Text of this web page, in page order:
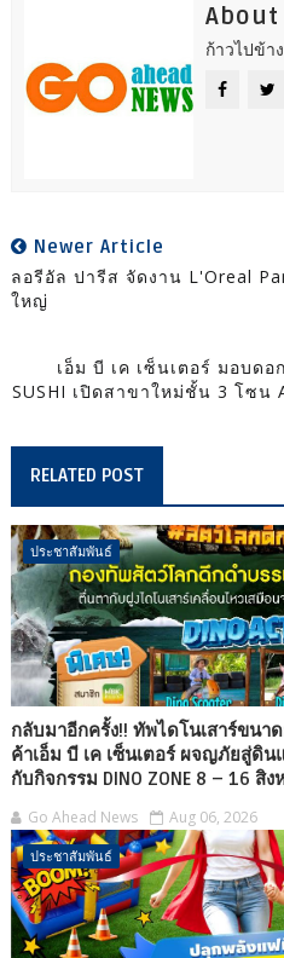
About
ก้าวไปข้า
Newer Article
ลอรีอัล ปารีส จัดงาน L'Oreal
ใหญ่
เอ็ม บี เค เซ็นเตอร์ มอบด
SUSHI เปิดสาขาใหม่ชั้น 3 โซน
RELATED POST
ประชาสัมพันธ์
กลับมาอีกครั้ง!! ทัพไดโนเสาร์ขนา
ค้าเอ็ม บี เค เซ็นเตอร์ ผจญภัยสู่ดิ
กับกิจกรรม DINO ZONE 8 – 16 สิ
Go Ahead News Aug 06, 2026
ประชาสัมพันธ์